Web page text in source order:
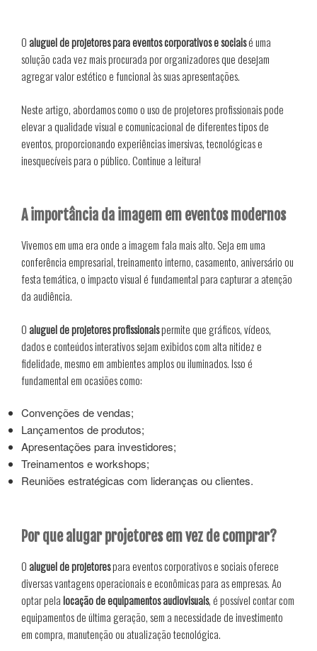
O aluguel de projetores para eventos corporativos e sociaisé uma
solução cada vez mais procurada por organizadores que desejam
agregar valor estético e funcional às suas apresentações.
Neste artigo, abordamos como o uso de projetores profissionais pode
elevar a qualidade visual e comunicacional de diferentes tipos de
eventos, proporcionando experiências imersivas, tecnológicas e
inesquecíveis para o público. Continue a leitura!
A importância da imagem em eventos modernos
Vivemos em uma era onde a imagem fala mais alto. Seja em uma
conferência empresarial, treinamento interno, casamento, aniversário ou
festa temática, o impacto visual é fundamental para capturar a atenção
da audiência.
O aluguel de projetores profissionaispermite que gráficos, vídeos,
dados e conteúdos interativos sejam exibidos com alta nitidez e
fidelidade, mesmo em ambientes amplos ou iluminados. Isso é
fundamental em ocasiões como:
Convenções de vendas;
Lançamentos de produtos;
Apresentações para investidores;
Treinamentos e workshops;
Reuniões estratégicas com lideranças ou clientes.
Por que alugar projetores em vez de comprar?
O aluguel de projetorespara eventos corporativos e sociais oferece
diversas vantagens operacionais e econômicas para as empresas. Ao
optar pelalocação de equipamentos audiovisuais, é possível contar com
equipamentos de última geração, sem a necessidade de investimento
em compra, manutenção ou atualização tecnológica.